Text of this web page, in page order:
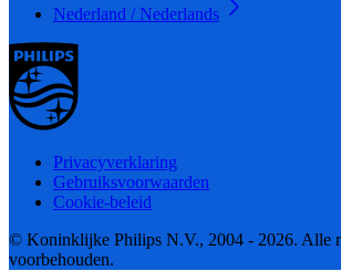
Nederland / Nederlands
Privacyverklaring
Gebruiksvoorwaarden
Cookie-beleid
© Koninklijke Philips N.V., 2004 - 2026. Alle
voorbehouden.